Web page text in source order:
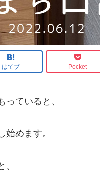
はてブ Pocket
ていると、
めます。
、